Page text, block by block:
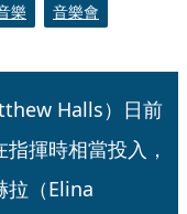
樂 音樂會
Halls）日前
揮時相當投入，
拉（Elina